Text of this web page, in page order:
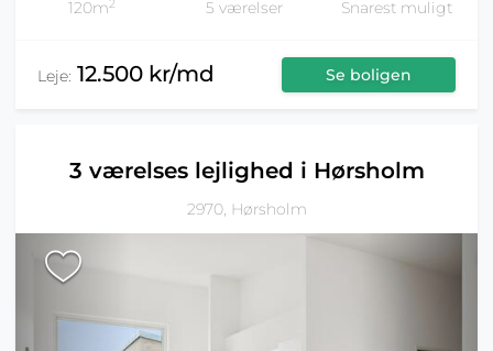
120m2 5 værelser Snarest muligt
Leje: 12.500 kr/md Se boligen
3 værelses lejlighed i Hørsholm
2970, Hørsholm